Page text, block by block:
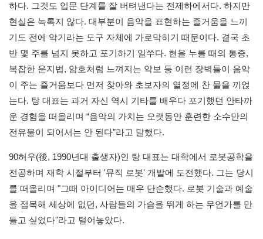
하다. 그것도 입문 단계를 잘 버텨낸다는 전제하에서다. 하지만
현실은 녹록지 않다. 대부분이 음악을 표현하는 즐거움을 느끼
기도 전에 악기라는 도구 자체에 가로막히기 때문이다. 결국 초
반 몇 주를 넘지 못하고 포기하기 일쑤다. 현을 누를 때의 통증,
복잡한 운지법, 암호처럼 느껴지는 악보 등 이런 장벽들이 음악
이 주는 즐거움보다 먼저 찾아와 초보자의 열정에 찬 물을 끼얹
는다. 탕 대표는 과거 자신 역시 기타를 배우다 포기했던 안타까
운 경험을 떠올리며 “음악의 가치는 오랫동안 훈련한 소수만의
전유물이 되어서는 안 된다”라고 말했다.
90허우(後, 1990년대 출생자)인 탕 대표는 대학에서 로봇공학을
전공하며 재학 시절부터 '뮤직 로봇' 개발에 도전했다. 그는 당시
를 떠올리며 "그때 아이디어는 매우 단순했다. 로봇 기술과 예술
을 접목해 세상에 없던, 사람들의 가슴을 뛰게 하는 무언가를 만
들고 싶었다"라고 털어놓았다.